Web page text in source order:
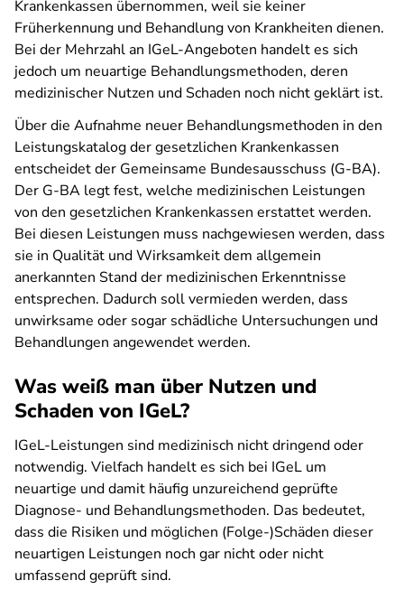
Krankenkassen übernommen, weil sie keiner
Früherkennung und Behandlung von Krankheiten dienen.
Bei der Mehrzahl an IGeL-Angeboten handelt es sich
jedoch um neuartige Behandlungsmethoden, deren
medizinischer Nutzen und Schaden noch nicht geklärt ist.
Über die Aufnahme neuer Behandlungsmethoden in den
Leistungskatalog der gesetzlichen Krankenkassen
entscheidet der Gemeinsame Bundesausschuss (G-BA).
Der G-BA legt fest, welche medizinischen Leistungen
von den gesetzlichen Krankenkassen erstattet werden.
Bei diesen Leistungen muss nachgewiesen werden, dass
sie in Qualität und Wirksamkeit dem allgemein
anerkannten Stand der medizinischen Erkenntnisse
entsprechen. Dadurch soll vermieden werden, dass
unwirksame oder sogar schädliche Untersuchungen und
Behandlungen angewendet werden.
Was weiß man über Nutzen und
Schaden von IGeL?
IGeL-Leistungen sind medizinisch nicht dringend oder
notwendig. Vielfach handelt es sich bei IGeL um
neuartige und damit häufig unzureichend geprüfte
Diagnose- und Behandlungsmethoden. Das bedeutet,
dass die Risiken und möglichen (Folge-)Schäden dieser
neuartigen Leistungen noch gar nicht oder nicht
umfassend geprüft sind.